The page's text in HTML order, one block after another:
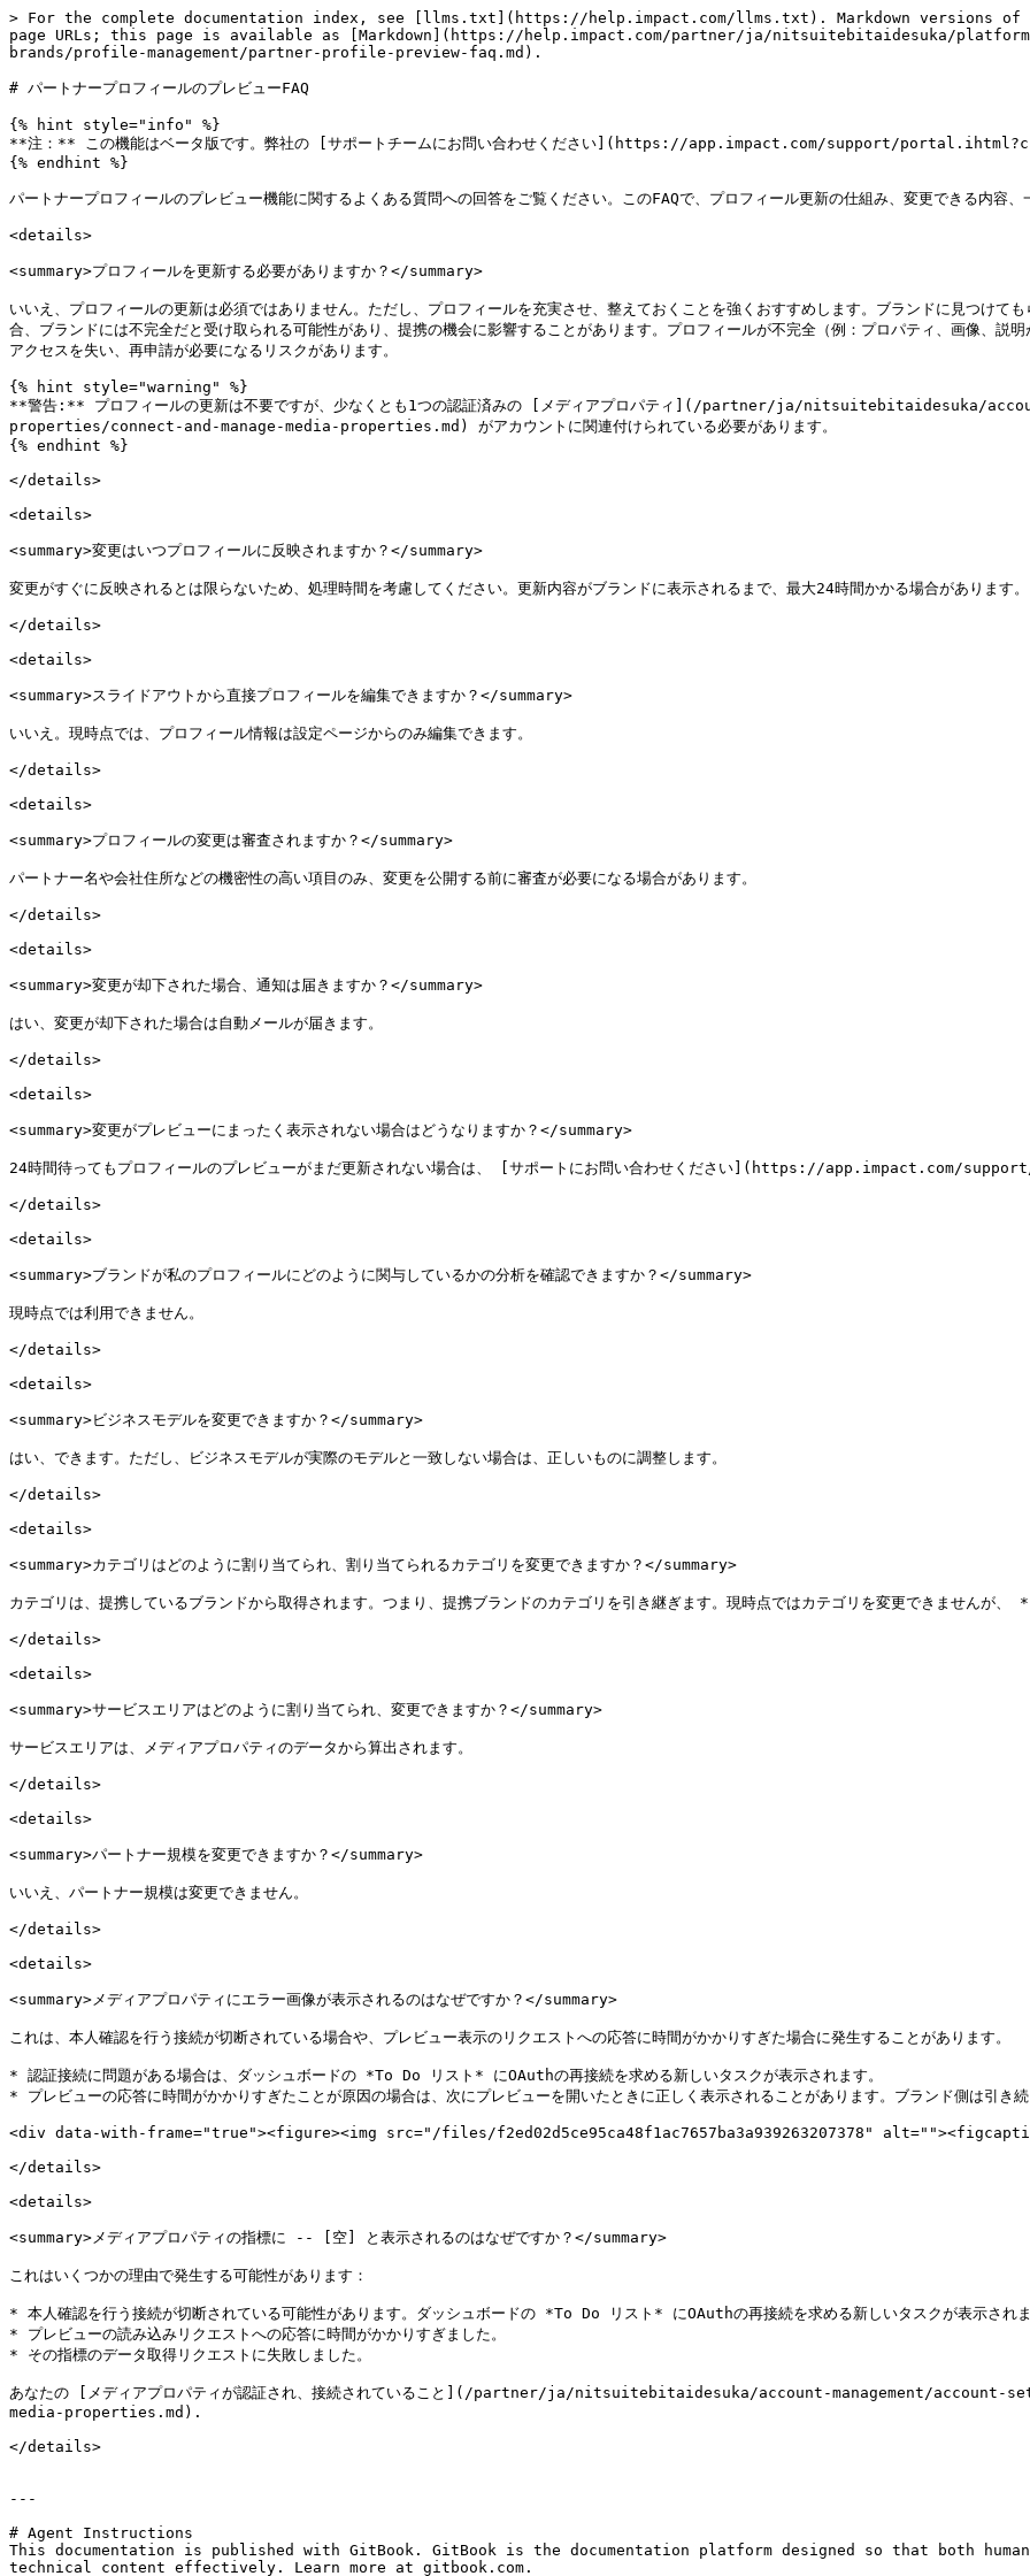
> For the complete documentation index, see [llms.txt](https://help.impact.com/llms.txt). Markdown versions of
page URLs; this page is available as [Markdown](https://help.impact.com/partner/ja/nitsuitebitaidesuka/
brands/profile-management/partner-profile-preview-faq.md).
# パートナープロフィールのプレビューFAQ
{% hint style="info" %}
**注：** この機能はベータ版です。弊社の [サポートチームにお問い合わせください](https://app.impact.com/support/
{% endhint %}
パートナープロフィールのプレビュー機能に関するよくある質問への回答をご覧ください。このFAQで、プロフィール更新の仕組み、変更できる内容、
<details>
<summary>プロフィールを更新する必要がありますか？</summary>
いいえ、プロフィールの更新は必須ではありません。ただし、プロフィールを充実させ、整えておくことを強くおすすめします。ブランドに見つけて
合、ブランドには不完全だと受け取られる可能性があり、提携の機会に影響することがあります。プロフィールが不完全（例：プロパティ、画像、
アクセスを失い、再申請が必要になるリスクがあります。
{% hint style="warning" %}
**警告:** プロフィールの更新は不要ですが、少なくとも1つの認証済みの [メディアプロパティ](/partner/ja/nitsuitebitaidesuka/
properties/connect-and-manage-media-properties.md) がアカウントに関連付けられている必要があります。
{% endhint %}
</details>
<details>
<summary>変更はいつプロフィールに反映されますか？</summary>
変更がすぐに反映されるとは限らないため、処理時間を考慮してください。更新内容がブランドに表示されるまで、最大24時間かかる場合があります。
</details>
<details>
<summary>スライドアウトから直接プロフィールを編集できますか？</summary>
いいえ。現時点では、プロフィール情報は設定ページからのみ編集できます。
</details>
<details>
<summary>プロフィールの変更は審査されますか？</summary>
パートナー名や会社住所などの機密性の高い項目のみ、変更を公開する前に審査が必要になる場合があります。
</details>
<details>
<summary>変更が却下された場合、通知は届きますか？</summary>
はい、変更が却下された場合は自動メールが届きます。
</details>
<details>
<summary>変更がプレビューにまったく表示されない場合はどうなりますか？</summary>
24時間待ってもプロフィールのプレビューがまだ更新されない場合は、 [サポートにお問い合わせください](https://
</details>
<details>
<summary>ブランドが私のプロフィールにどのように関与しているかの分析を確認できますか？</summary>
現時点では利用できません。
</details>
<details>
<summary>ビジネスモデルを変更できますか？</summary>
はい、できます。ただし、ビジネスモデルが実際のモデルと一致しない場合は、正しいものに調整します。
</details>
<details>
<summary>カテゴリはどのように割り当てられ、割り当てられるカテゴリを変更できますか？</summary>
カテゴリは、提携しているブランドから取得されます。つまり、提携ブランドのカテゴリを引き継ぎます。現時点ではカテゴリを変更できませんが
</details>
<details>
<summary>サービスエリアはどのように割り当てられ、変更できますか？</summary>
サービスエリアは、メディアプロパティのデータから算出されます。
</details>
<details>
<summary>パートナー規模を変更できますか？</summary>
いいえ、パートナー規模は変更できません。
</details>
<details>
<summary>メディアプロパティにエラー画像が表示されるのはなぜですか？</summary>
これは、本人確認を行う接続が切断されている場合や、プレビュー表示のリクエストへの応答に時間がかかりすぎた場合に発生することがあります。
* 認証接続に問題がある場合は、ダッシュボードの *To Do リスト* にOAuthの再接続を求める新しいタスクが表示されます。
* プレビューの応答に時間がかかりすぎたことが原因の場合は、次にプレビューを開いたときに正しく表示されることがあります。ブランド側は引き
<div data-with-frame="true"><figure><img src="/files/f2ed02d5ce95ca48f1ac7657ba3a939263207378"
</details>
<details>
<summary>メディアプロパティの指標に -- [空] と表示されるのはなぜですか？</summary>
これはいくつかの理由で発生する可能性があります：
* 本人確認を行う接続が切断されている可能性があります。ダッシュボードの *To Do リスト* にOAuthの再接続を求める新しいタスクが表示されま
* プレビューの読み込みリクエストへの応答に時間がかかりすぎました。
* その指標のデータ取得リクエストに失敗しました。
あなたの [メディアプロパティが認証され、接続されていること](/partner/ja/nitsuitebitaidesuka/account-management/
media-properties.md).
</details>
---
# Agent Instructions
This documentation is published with GitBook. GitBook is the documentation platform designed so that both
technical content effectively. Learn more at gitbook.com.